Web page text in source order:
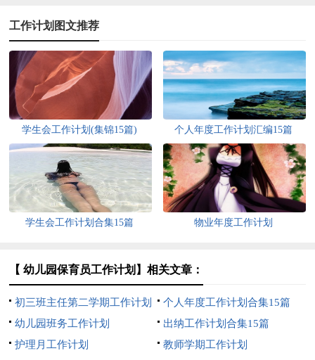
工作计划图文推荐
学生会工作计划(集锦15篇) 个人年度工作计划汇编15篇
学生会工作计划合集15篇 物业年度工作计划
【 幼儿园保育员工作计划】相关文章：
初三班主任第二学期工作计划
个人年度工作计划合集15篇
幼儿园班务工作计划
出纳工作计划合集15篇
护理月工作计划
教师学期工作计划